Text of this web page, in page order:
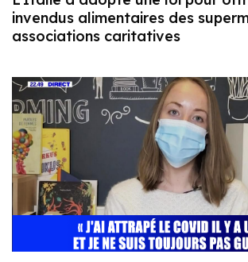
invendus alimentaires des
associations caritatives